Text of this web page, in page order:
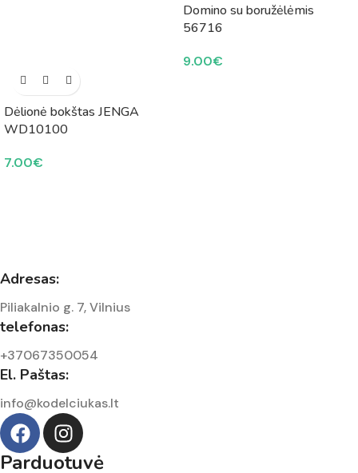
Dėlionė bokštas JENGA
WD10100
7.00€
Domino su boružėlėmis
56716
9.00€
Adresas:
Piliakalnio g. 7, Vilnius
telefonas:
+37067350054
El. Paštas:
info@kodelciukas.lt
Parduotuvė